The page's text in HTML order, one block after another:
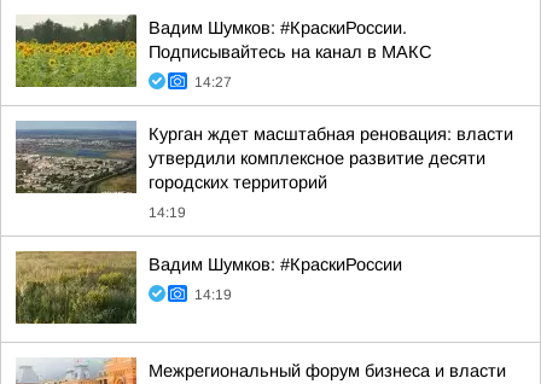
Вадим Шумков: #КраскиРоссии.
Подписывайтесь на канал в МАКС
14:27
Курган ждет масштабная реновация: власти
утвердили комплексное развитие десяти
городских территорий
14:19
Вадим Шумков: #КраскиРоссии
14:19
Межрегиональный форум бизнеса и власти